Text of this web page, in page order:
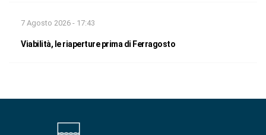
7 Agosto 2026 - 17:43
Viabilità, le riaperture prima di Ferragosto